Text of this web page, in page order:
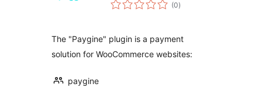
(0de
)
The "Paygine" plugin is a payment
solution for WooCommerce websites:
paygine